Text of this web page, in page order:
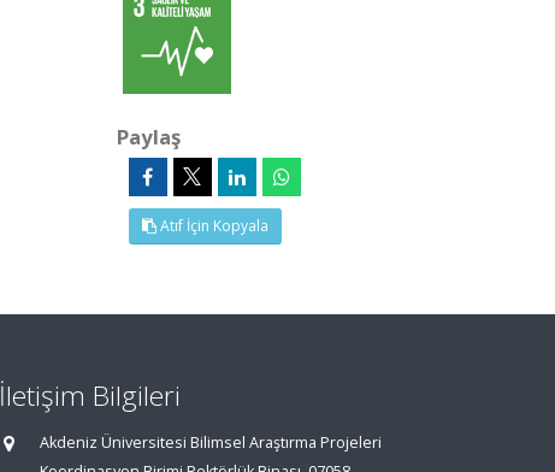
Paylaş
Atıf İçin Kopyala
İletişim Bilgileri
Akdeniz Üniversitesi Bilimsel Araştırma Projeleri